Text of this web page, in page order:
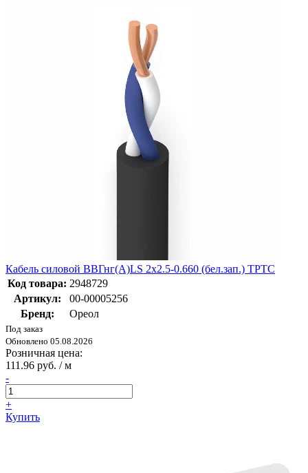
Кабель силовой ВВГнг(А)LS 2х2.5-0.660 (бел.зап.) ТРТС
Код товара: 2948729
Артикул:
00-00005256
Бренд:
Ореол
Под заказ
Обновлено 05.08.2026
Розничная цена:
111.96 руб. / м
-
+
Купить